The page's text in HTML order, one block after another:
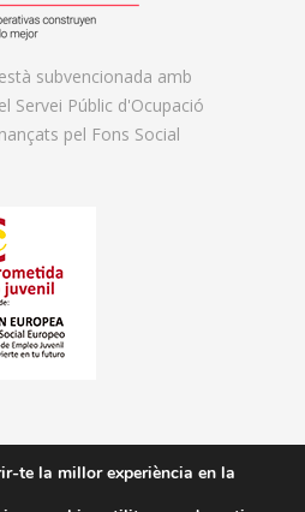
subvencionada amb
Servei Públic d'Ocupació
pel Fons Social
Formació.
te la millor experiència en la